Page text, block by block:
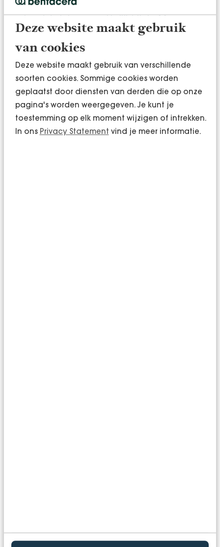
Deze website maakt gebruik
van cookies
Deze website maakt gebruik van verschillende
soorten cookies. Sommige cookies worden
geplaatst door diensten van derden die op onze
pagina's worden weergegeven. Je kunt je
toestemming op elk moment wijzigen of intrekken.
In ons Privacy Statement vind je meer informatie.
Maak je eigen workflows voor verschillende taken
en houd de taken gemakkelijk bij via één
overzichtelijk platform. Taken worden automatisch
toegewezen aan de juiste personen, die direct
belangrijke stap mist. Je medewerkers profiteren
van heldere stappenplannen, terwijl jij 24/7 inzicht
hebt in de voortgang.
Meer info over Nmbrs
Teamleider Personeel & Salaris